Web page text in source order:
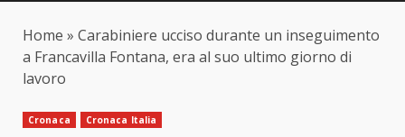
Home » Carabiniere ucciso durante un inseguimento
a Francavilla Fontana, era al suo ultimo giorno di
lavoro
Cronaca Cronaca Italia